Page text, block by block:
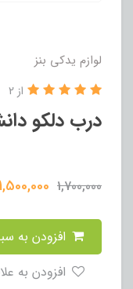
لوازم یدکی بنز
درب دلکو
از 2
1,700,000